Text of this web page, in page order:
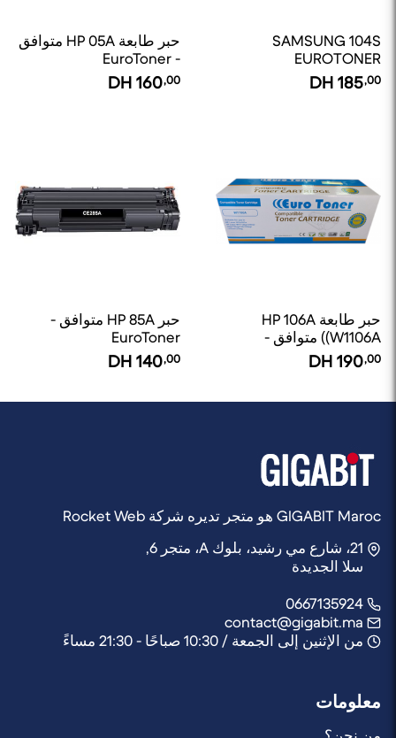
SAMSUNG 104S
EUROTONER
185,00
حبر طابعة HP 05A متوافق
- EuroToner
160,00
حبر طابعة HP 106A
(W1106A) متوافق -
EuroToner
190,00
حبر HP 85A متوافق -
EuroToner
140,00
GIGABIT Maroc هو متجر تديره شركة Rocket Web
21، شارع مي رشيد، بلوك A، متجر 6,
سلا الجديدة
من الإثنين إلى الجمعة / 10:30 صباحًا - 21:30 مساءً
معلومات